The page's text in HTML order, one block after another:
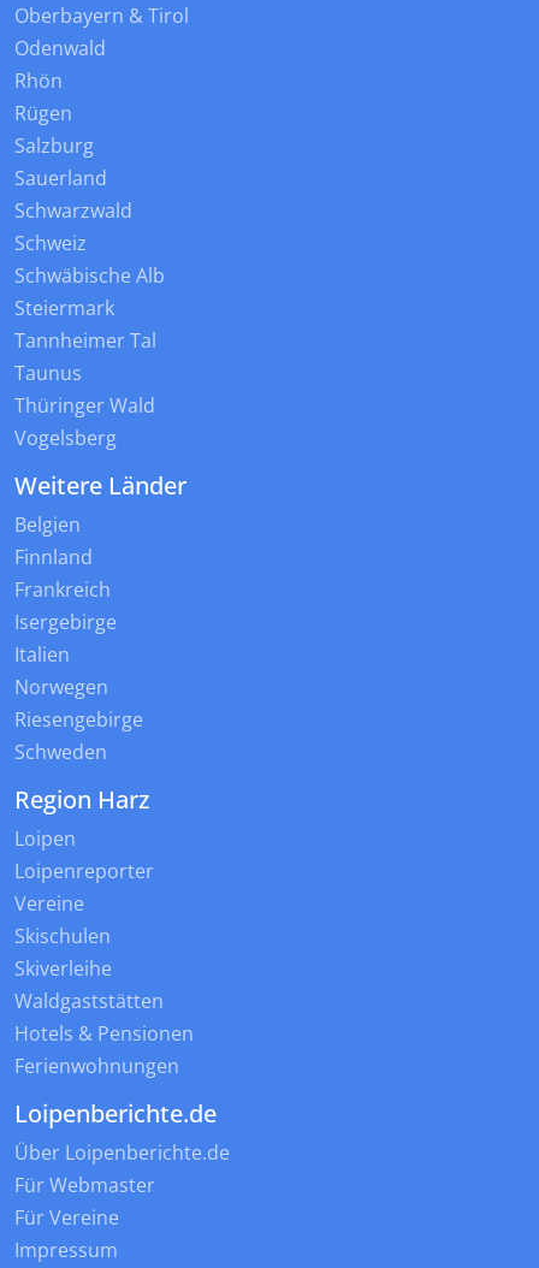
Oberbayern & Tirol
Odenwald
Rhön
Rügen
Salzburg
Sauerland
Schwarzwald
Schweiz
Schwäbische Alb
Steiermark
Tannheimer Tal
Taunus
Thüringer Wald
Vogelsberg
Weitere Länder
Belgien
Finnland
Frankreich
Isergebirge
Italien
Norwegen
Riesengebirge
Schweden
Region Harz
Loipen
Loipenreporter
Vereine
Skischulen
Skiverleihe
Waldgaststätten
Hotels & Pensionen
Ferienwohnungen
Loipenberichte.de
Über Loipenberichte.de
Für Webmaster
Für Vereine
Impressum